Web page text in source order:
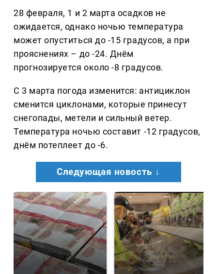
28 февраля, 1 и 2 марта осадков не
ожидается, однако ночью температура
может опуститься до -15 градусов, а при
прояснениях – до -24. Днём
прогнозируется около -8 градусов.
С 3 марта погода изменится: антициклон
сменится циклонами, которые принесут
снегопады, метели и сильный ветер.
Температура ночью составит -12 градусов,
днём потеплеет до -6.
Следующая новость ↓